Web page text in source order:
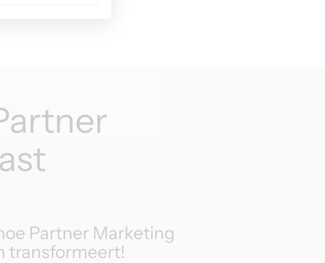
Partner Marketing
transformeert!